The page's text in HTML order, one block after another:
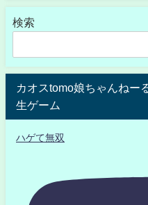
検索
カオスtomo娘ちゃんねー
生ゲーム
ハゲて無双